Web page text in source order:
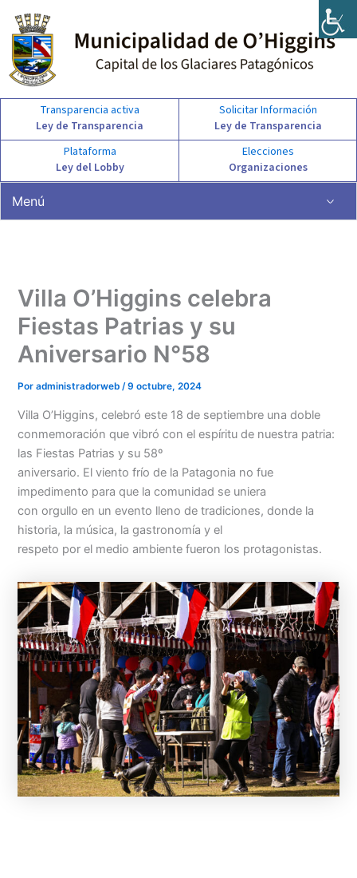
contenido
Transparencia activa
Ley de Transparencia
Solicitar Información
Ley de Transparencia
Plataforma
Ley del Lobby
Elecciones
Organizaciones
Menú
Villa O’Higgins celebra
Fiestas Patrias y su
Aniversario N°58
Poradministradorweb/9 octubre, 2024
Villa O’Higgins, celebró este 18 de septiembre una doble
conmemoración que vibró con el espíritu de nuestra patria:
las Fiestas Patrias y su 58º
aniversario. El viento frío de la Patagonia no fue
impedimento para que la comunidad se uniera
con orgullo en un evento lleno de tradiciones, donde la
historia, la música, la gastronomía y el
respeto por el medio ambiente fueron los protagonistas.